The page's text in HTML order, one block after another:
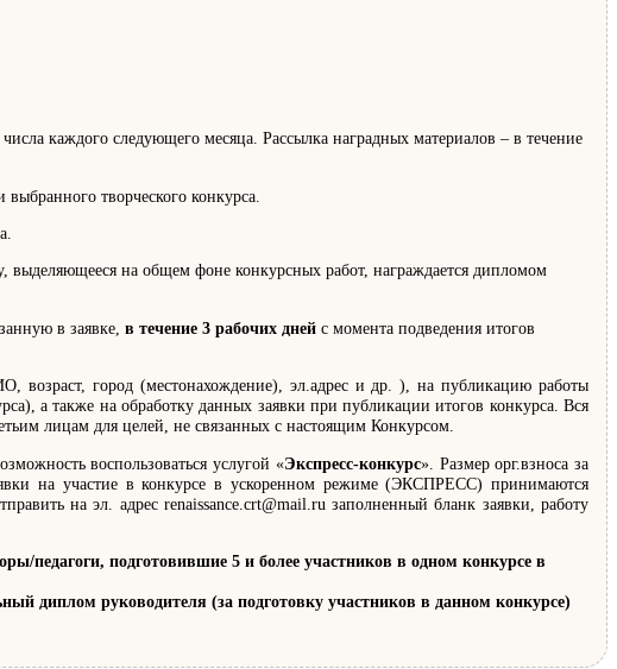
каждого следующего месяца. Рассылка наградных материалов – в течение
творческого конкурса.
на общем фоне конкурсных работ, награждается дипломом
в заявке, в течение 3 рабочих дней с момента подведения итогов
возраст, город (местонахождение), эл.адрес и др. ), на публикацию работы
а также на обработку данных заявки при публикации итогов конкурса. Вся
лицам для целей, не связанных с настоящим Конкурсом.
воспользоваться услугой «Экспресс-конкурс». Размер орг.взноса за
на участие в конкурсе в ускоренном режиме (ЭКСПРЕСС) принимаются
на эл. адрес renaissance.crt@mail.ru заполненный бланк заявки, работу
подготовившие 5 и более участников в одном конкурсе в
диплом руководителя (за подготовку участников в данном конкурсе)